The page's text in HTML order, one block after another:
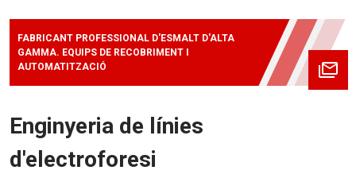
FABRICANT PROFESSIONAL D'ESMALT D'ALTA
GAMMA. EQUIPS DE RECOBRIMENT I
AUTOMATITZACIÓ
Enginyeria de línies
d'electroforesi